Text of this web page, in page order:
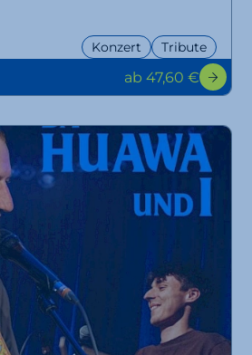
Konzert Tribute
ab 47,60 €